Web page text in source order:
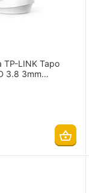
TP-LINK Tapo
3.8 3mm
two-way talk